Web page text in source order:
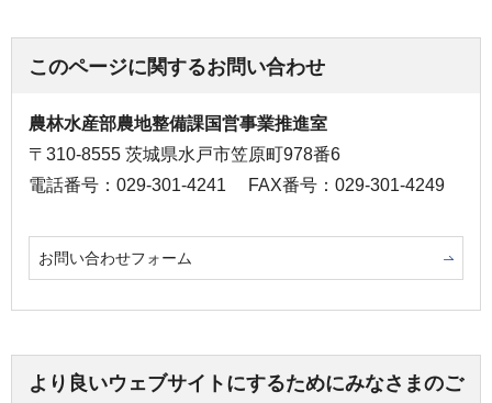
このページに関するお問い合わせ
農林水産部農地整備課国営事業推進室
〒310-8555 茨城県水戸市笠原町978番6
電話番号：029-301-4241
FAX番号：029-301-4249
お問い合わせフォーム
より良いウェブサイトにするためにみなさまのご